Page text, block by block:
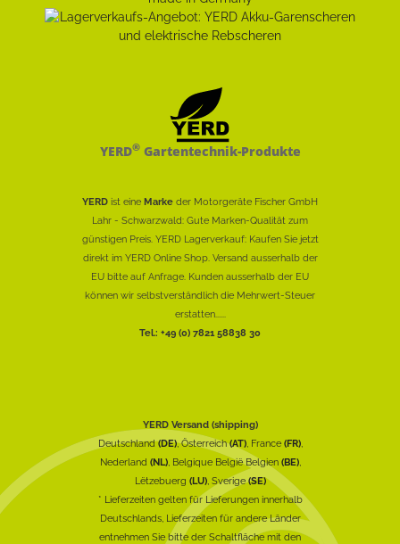
YERD®Gartentechnik-Produkte
YERD ist eine Marke der Motorgeräte Fischer GmbH
Lahr - Schwarzwald: Gute Marken-Qualität zum
günstigen Preis. YERD Lagerverkauf: Kaufen Sie jetzt
direkt im YERD Online Shop. Versand ausserhalb der
EU bitte auf Anfrage. Kunden ausserhalb der EU
können wir selbstverständlich die Mehrwert-Steuer
erstatten......
Tel.: +49 (0) 7821 58838 30
YERD Versand (shipping)
Deutschland(DE), Österreich(AT), France (FR),
Nederland (NL), Belgique België Belgien (BE),
Lëtzebuerg (LU), Sverige(SE)
* Lieferzeiten gelten für Lieferungen innerhalb
Deutschlands, Lieferzeiten für andere Länder
entnehmen Sie bitte der Schaltfläche mit den